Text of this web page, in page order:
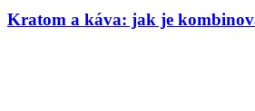
Kratom a káva: jak je